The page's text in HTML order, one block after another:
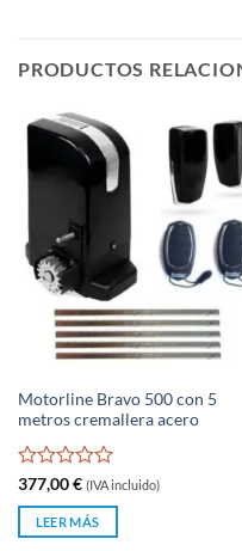
PRODUCTOS
Motorline Bravo 500 con 5
metros cremallera acero
Valorado
con
de
377,00€ (IVA incluido)
LEER MÁS